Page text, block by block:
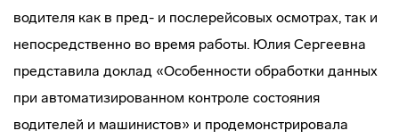
водителя как в пред- и послерейсовых осмотрах, так и
непосредственно во время работы. Юлия Сергеевна
представила доклад «Особенности обработки данных
при автоматизированном контроле состояния
водителей и машинистов» и продемонстрировала